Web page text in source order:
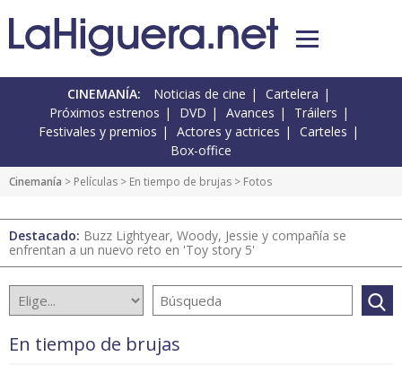
CINEMANÍA: Noticias de cine
Cartelera
Próximos estrenos
DVD Avances
Tráilers
Festivales y premios
Actores y actrices
Carteles
Box-office
Cinemanía > Películas > En tiempo de brujas > Fotos
Destacado: Buzz Lightyear, Woody, Jessie y compañía se
enfrentan a un nuevo reto en 'Toy story 5'
En tiempo de brujas